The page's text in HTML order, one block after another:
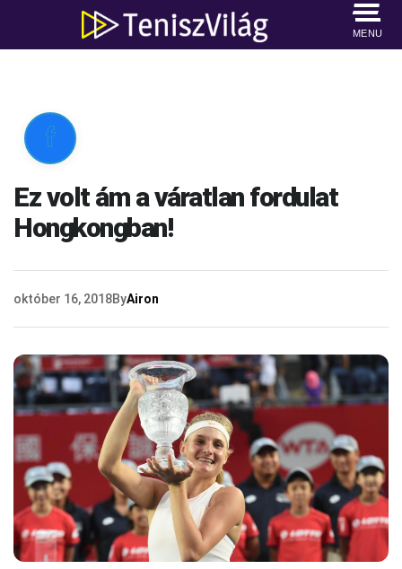
MENU

Ez volt ám a váratlan fordulat
Hongkongban!
október 16, 2018ByAiron